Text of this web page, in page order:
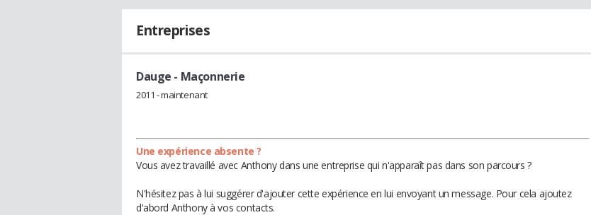
Entreprises
Dauge - Maçonnerie
2011 - maintenant
Une expérience absente ?
Vous avez travaillé avec Anthony dans une entreprise qui n'apparaît pas dans son parcours ?
N'hésitez pas à lui suggérer d'ajouter cette expérience en lui envoyant un message. Pour cela ajoutez
d'abord Anthony à vos contacts.